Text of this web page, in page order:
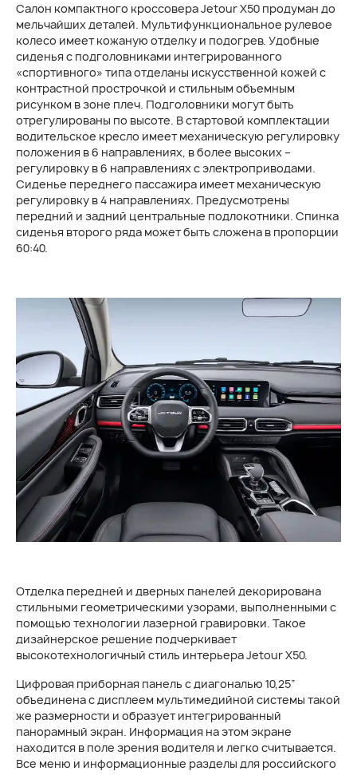
Салон компактного кроссовера Jetour Х50 продуман до
мельчайших деталей. Мультифункциональное рулевое
колесо имеет кожаную отделку и подогрев. Удобные
сиденья с подголовниками интегрированного
«спортивного» типа отделаны искусственной кожей с
контрастной прострочкой и стильным объемным
рисунком в зоне плеч. Подголовники могут быть
отрегулированы по высоте. В стартовой комплектации
водительское кресло имеет механическую регулировку
положения в 6 направлениях, в более высоких –
регулировку в 6 направлениях с электроприводами.
Сиденье переднего пассажира имеет механическую
регулировку в 4 направлениях. Предусмотрены
передний и задний центральные подлокотники. Спинка
сиденья второго ряда может быть сложена в пропорции
60:40.
Отделка передней и дверных панелей декорирована
стильными геометрическими узорами, выполненными с
помощью технологии лазерной гравировки. Такое
дизайнерское решение подчеркивает
высокотехнологичный стиль интерьера Jetour X50.
Цифровая приборная панель с диагональю 10,25”
объединена с дисплеем мультимедийной системы такой
же размерности и образует интегрированный
панорамный экран. Информация на этом экране
находится в поле зрения водителя и легко считывается.
Все меню и информационные разделы для российского